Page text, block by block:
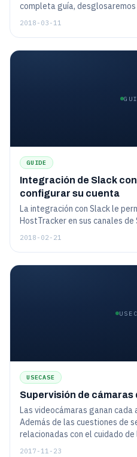
completa guía,
especificaciones importantes
proyector y cámara una vez
2018-03-11
GUIDE
Integración de Slack
configurar su cuenta
La integración con Slack le
HostTracker en sus canales de
2018-02-21
USECASE
Supervisión de cámaras
Las videocámaras ganan cada
Además de las cuestiones de
relacionadas con el cuidado
entretenimiento, la educación,
2017-11-23